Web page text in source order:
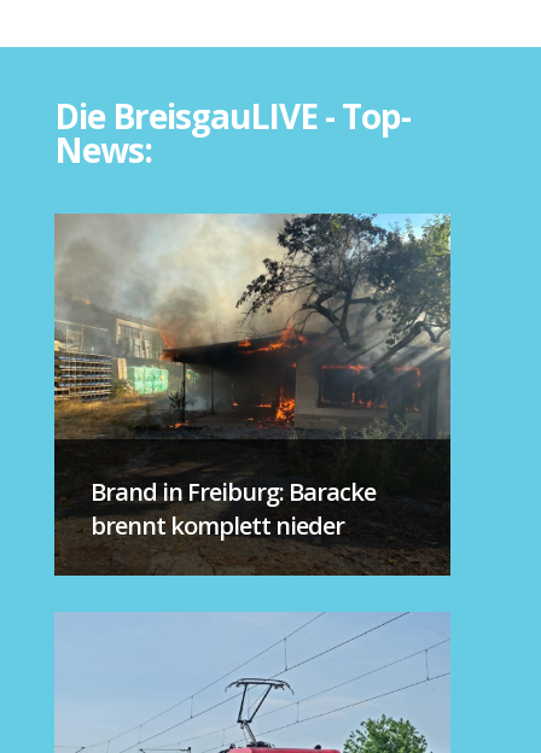
Die BreisgauLIVE - Top-
News:
Brand in Freiburg: Baracke
brennt komplett nieder